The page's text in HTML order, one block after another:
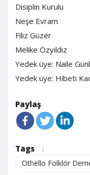
Disiplin Kurulu
Neşe Evram
Filiz Güzer
Melike Özyıldız
Yedek üye: Naile
Yedek üye: Hibeti
Paylaş
Tags :
Othello Folklör